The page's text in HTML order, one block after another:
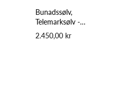
Bunadssølv,
Telemarksølv -
Halsring
2.450,00 kr